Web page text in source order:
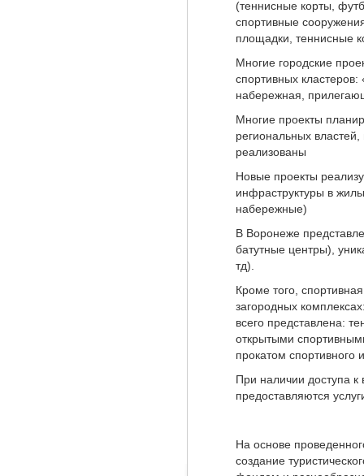
(теннисные корты,
спортивные
площадки, теннисные
Многие городские
спортивных
набережная,
Многие проекты
региональных
реализованы
Новые проекты
инфраструктуры в
набережные)
В Воронеже
батутные центры),
тд).
Кроме того,
загородных
всего представлена:
открытыми
прокатом спортивного
При наличии доступа к
предоставляются
На основе
создание